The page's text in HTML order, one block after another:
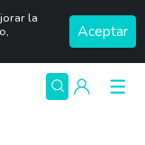
la
Aceptar